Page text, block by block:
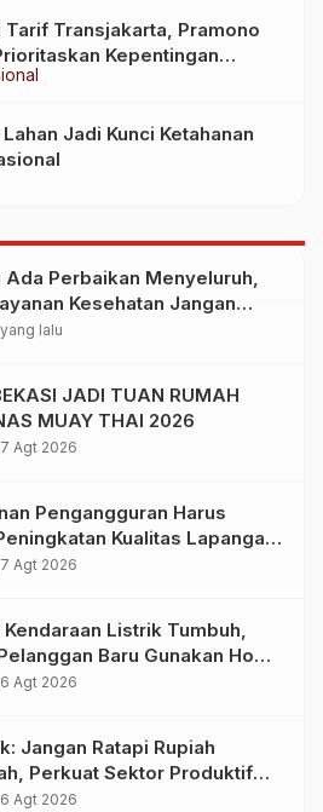
Tarif Transjakarta, Pramono
Kepentingan
Jadi Kunci Ketahanan
Ada Perbaikan Menyeluruh,
Kesehatan Jangan
Empati
lalu
JADI TUAN RUMAH
MUAY THAI 2026
Agt 2026
Pengangguran Harus
Kualitas Lapangan
Agt 2026
Listrik Tumbuh,
Baru Gunakan Home
Services PLN pada
Agt 2026
Jangan Ratapi Rupiah
Perkuat Sektor Produktif
Agt 2026